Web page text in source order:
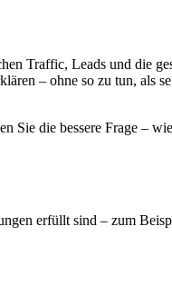
Traffic, Leads und die
– ohne so zu tun, als
Sie die bessere Frage –
erfüllt sind – zum